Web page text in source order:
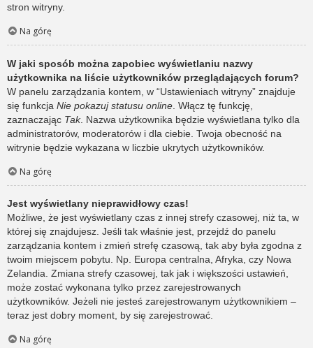
stron witryny.
Na górę
W jaki sposób można zapobiec wyświetlaniu nazwy
użytkownika na liście użytkowników przeglądających forum?
W panelu zarządzania kontem, w “Ustawieniach witryny” znajduje
się funkcja Nie pokazuj statusu online . Włącz tę funkcję,
zaznaczając Tak. Nazwa użytkownika będzie wyświetlana tylko dla
administratorów, moderatorów i dla ciebie. Twoja obecność na
witrynie będzie wykazana w liczbie ukrytych użytkowników.
Na górę
Jest wyświetlany nieprawidłowy czas!
Możliwe, że jest wyświetlany czas z innej strefy czasowej, niż ta, w
której się znajdujesz. Jeśli tak właśnie jest, przejdź do panelu
zarządzania kontem i zmień strefę czasową, tak aby była zgodna z
twoim miejscem pobytu. Np. Europa centralna, Afryka, czy Nowa
Zelandia. Zmiana strefy czasowej, tak jak i większości ustawień,
może zostać wykonana tylko przez zarejestrowanych
użytkowników. Jeżeli nie jesteś zarejestrowanym użytkownikiem –
teraz jest dobry moment, by się zarejestrować.
Na górę